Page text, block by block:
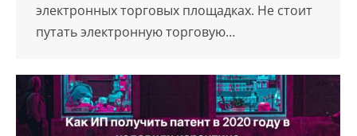
электронных торговых площадках. Не стоит
путать электронную торговую…